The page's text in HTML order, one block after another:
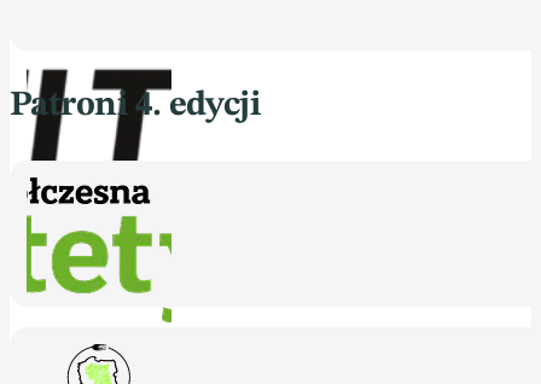
Patroni 4. edycji